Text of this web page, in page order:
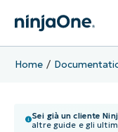
Home
Sei già un cliente
altre guide e gli